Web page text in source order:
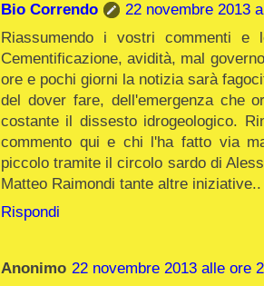
Bio Correndo
22 novembre 2013
Riassumendo i vostri commenti
Cementificazione, avidità, mal
ore e pochi giorni la notizia sarà
del dover fare, dell'emergenza che
costante il dissesto idrogeologico.
commento qui e chi l'ha fatto via
piccolo tramite il circolo sardo di
Matteo Raimondi tante altre iniziative..
Rispondi
Anonimo 22 novembre 2013 alle ore